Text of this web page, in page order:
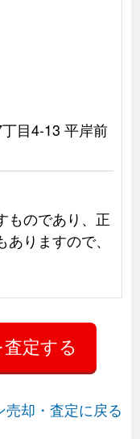
目4-13 平岸前
ものであり、正
りますので、
却・査定に戻る